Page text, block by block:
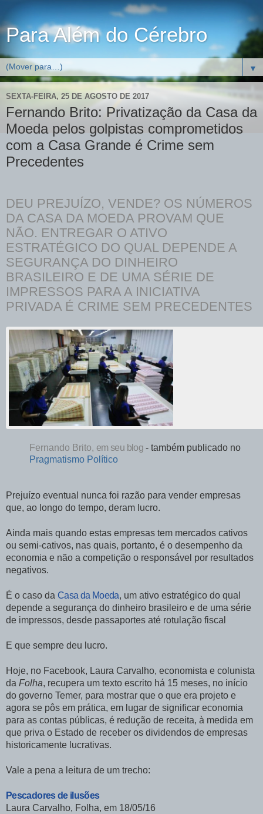
Para Além do Cérebro
▼
SEXTA-FEIRA, 25 DE AGOSTO DE 2017
Fernando Brito: Privatização da Casa da
Moeda pelos golpistas comprometidos
com a Casa Grande é Crime sem
Precedentes
DEU PREJUÍZO, VENDE? OS NÚMEROS
DA CASA DA MOEDA PROVAM QUE
NÃO. ENTREGAR O ATIVO
ESTRATÉGICO DO QUAL DEPENDE A
SEGURANÇA DO DINHEIRO
BRASILEIRO E DE UMA SÉRIE DE
IMPRESSOS PARA A INICIATIVA
PRIVADA É CRIME SEM PRECEDENTES
Fernando Brito, em seu blog - também publicado no
Pragmatismo Político
Prejuízo eventual nunca foi razão para vender empresas
que, ao longo do tempo, deram lucro.
Ainda mais quando estas empresas tem mercados cativos
ou semi-cativos, nas quais, portanto, é o desempenho da
economia e não a competição o responsável por resultados
negativos.
É o caso da Casa da Moeda, um ativo estratégico do qual
depende a segurança do dinheiro brasileiro e de uma série
de impressos, desde passaportes até rotulação fiscal
E que sempre deu lucro.
Hoje, no Facebook, Laura Carvalho, economista e colunista
da Folha, recupera um texto escrito há 15 meses, no início
do governo Temer, para mostrar que o que era projeto e
agora se pôs em prática, em lugar de significar economia
para as contas públicas, é redução de receita, à medida em
que priva o Estado de receber os dividendos de empresas
historicamente lucrativas.
Vale a pena a leitura de um trecho:
Pescadores de ilusões
Laura Carvalho, Folha, em 18/05/16